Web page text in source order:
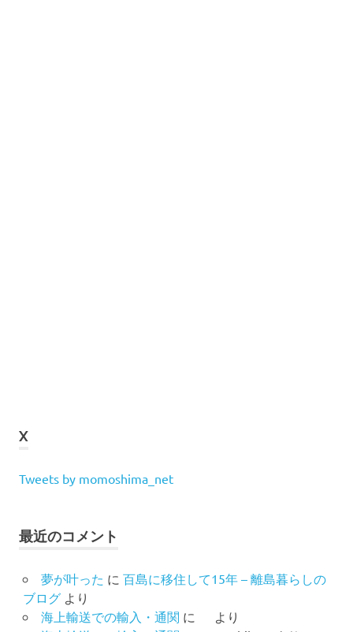
X
Tweets by momoshima_net
最近のコメント
夢が叶った に 百島に移住して15年 – 離島暮らしの
ブログより
海上輸送での輸入・通関 に
より